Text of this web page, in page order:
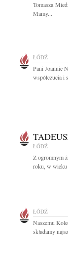
Tomasza
Mamy...
ŁÓDŹ
Pani Joannie
współczucia i
ŁÓDŹ
Z ogromnym
roku, w wieku
ŁÓDŹ
Naszemu
składamy